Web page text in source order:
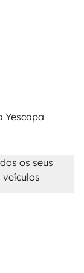
Yescapa
os seus
veículos